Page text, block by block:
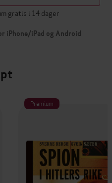
gratis i 14 dager
iPhone/iPad og Android
Premium